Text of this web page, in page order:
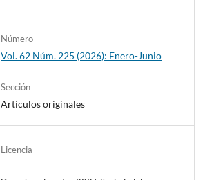
Número
Vol. 62 Núm. 225 (2026): Enero-Junio
Sección
Artículos originales
Licencia